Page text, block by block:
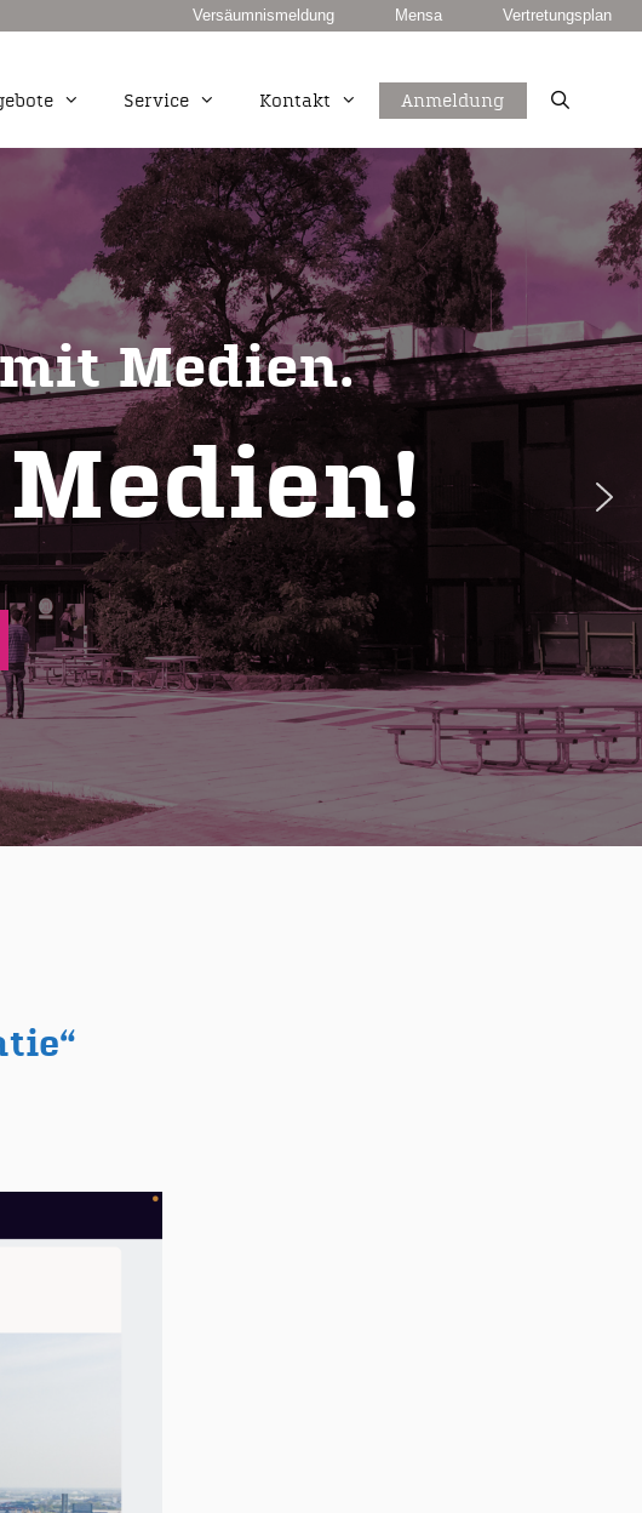
Versäumnismeldung Mensa Vertretungsplan
Schwerpunkt
European Computer Driving Licence
Duale Berufsausbildung PLUS
Fachhochschulreife
Service Kontakt Anmeldung
Medien.